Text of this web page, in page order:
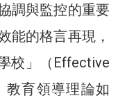
調與監控的重要
能的格言再現，
校」（Effective
教育領導理論如